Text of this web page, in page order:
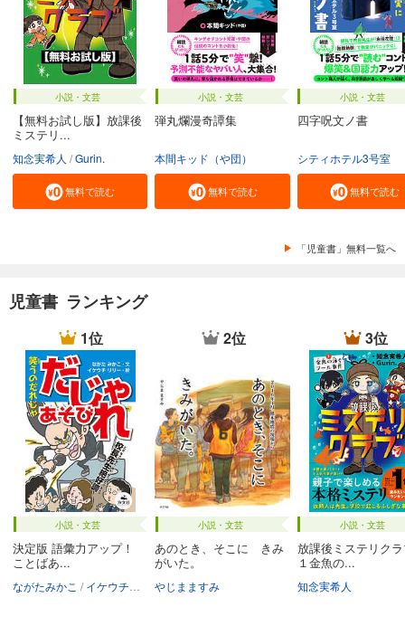
小説・文芸
【無料お試し版】放課後
ミステリ...
知念実希人 Gurin.
無料で読む
小説・文芸
弾丸爛漫奇譚集
本間キッド（や団）
無料で読む
小説・文芸
四字呪文ノ書
シティホテル3号室
無料で読む
「児童書」無料一覧へ
児童書 ランキング
1位
小説・文芸
決定版 語彙力アップ！
ことばあ...
ながたみかこ イケウチリリー
2位
小説・文芸
あのとき、そこに きみ
がいた。
やじまますみ
3位
小説・文芸
放課後ミステリク
１金魚の...
知念実希人